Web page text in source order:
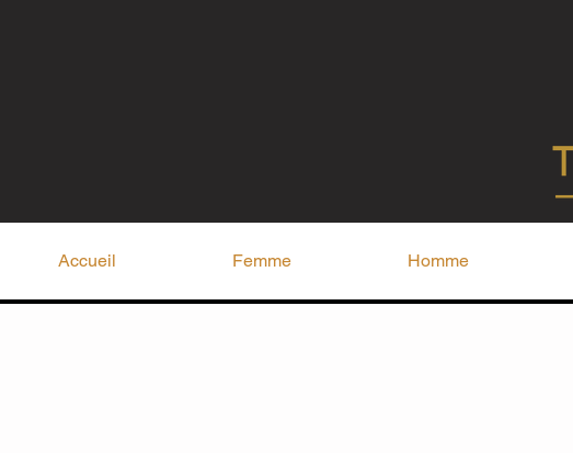
Accueil Femme Homme